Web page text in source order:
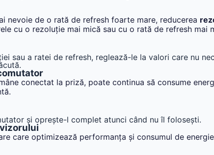
nevoie de o rată de refresh foarte mare, reducerea
cu o rezoluție mai mică sau cu o rată de refresh mai
sau a ratei de refresh, reglează-le la valori care nu
conectat la priză, poate continua să consume
și oprește-l complet atunci când nu îl folosești.
care optimizează performanța și consumul de